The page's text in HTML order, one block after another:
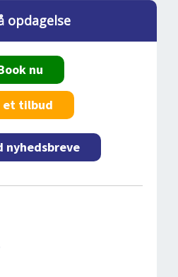
opdagelse
nu
et tilbud
nyhedsbreve